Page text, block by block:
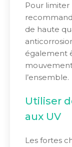
Pour limiter
de haute
également
l’ensemble.
Utiliser
aux UV
Les fortes